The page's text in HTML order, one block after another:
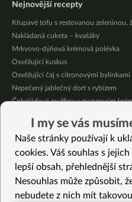
Nejnovější recepty
Křupavé tofu s restovanou zeleninou,
Nakládaná cuketa – kvašáky
Mrkvovo-dýňová krémová polévka
Osvěžující kuskus
Osvěžující čaj s citronovými bylinkami
Nepečený jablečný dort s rybízem
Čokoládové muffiny s mangovým
Krémová zeleninová polévka s
Celozrnná rýže basmati se zeleninou
Vybrané recepty
I my se vás
Naše stránky používají k
cookies. Váš souhlas s
lepší obsah, přehlednější
Nesouhlas může způsobit,
nebudete z nich mít